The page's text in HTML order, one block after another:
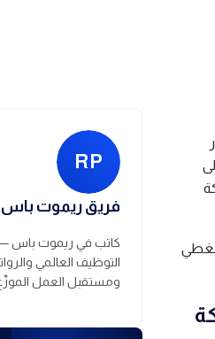
RP
فريق ريموت باس
كاتب في ريموت باس
التوظيف العالمي
ومستقبل العمل